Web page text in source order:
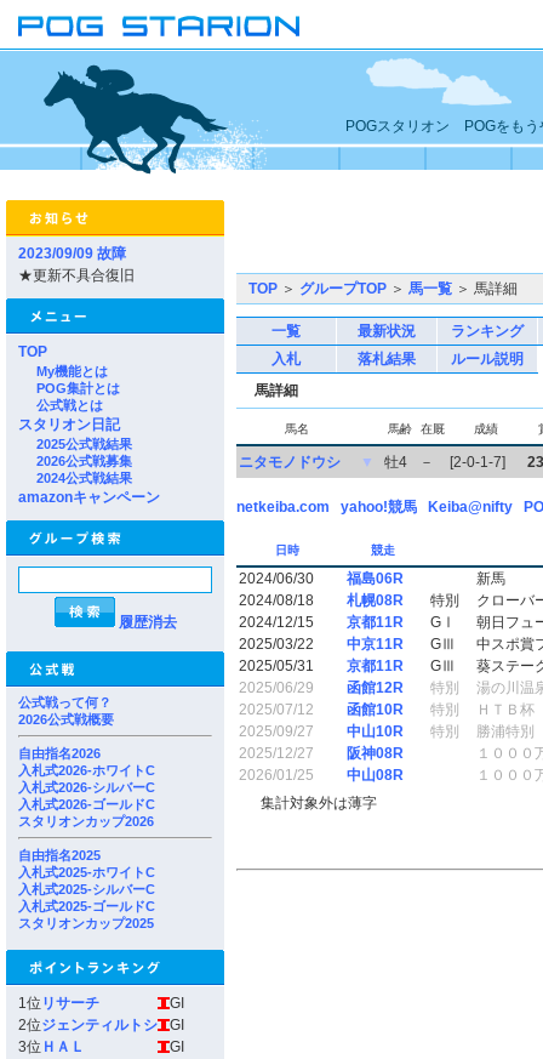
POGスタリオン POGをもう
2023/09/09 故障
★更新不具合復旧
TOP
My機能とは
POG集計とは
公式戦とは
スタリオン日記
2025公式戦結果
2026公式戦募集
2024公式戦結果
amazonキャンペーン
履歴消去
公式戦って何？
2026公式戦概要
自由指名2026
入札式2026-ホワイトC
入札式2026-シルバーC
入札式2026-ゴールドC
スタリオンカップ2026
自由指名2025
入札式2025-ホワイトC
入札式2025-シルバーC
入札式2025-ゴールドC
スタリオンカップ2025
1位 リサーチ
GI
2位ジェンティルトシ
GI
3位 ＨＡＬ
GI
TOP ＞ グループTOP ＞ 馬一覧 ＞ 馬詳細
一覧 最新状況
ランキング
入札
落札結果
ルール説明
馬詳細
馬名 馬齢 在厩 成績
ニタモノドウシ ▼ 牡4 － [2-0-1-7]
netkeiba.com yahoo!競馬 Keiba@nifty
日時 競走
2024/06/30 福島06R
新馬
2024/08/18
札幌08R 特別
クローバ
2024/12/15
京都11R GⅠ
朝日フュ
2025/03/22
中京11R GⅢ
中スポ賞
2025/05/31
京都11R GⅢ
葵ステー
2025/06/29
函館12R 特別
湯の川温
2025/07/12
函館10R 特別
ＨＴＢ杯
2025/09/27
中山10R 特別
勝浦特別
2025/12/27
阪神08R
１０００
2026/01/25
中山08R
１０００
集計対象外は薄字